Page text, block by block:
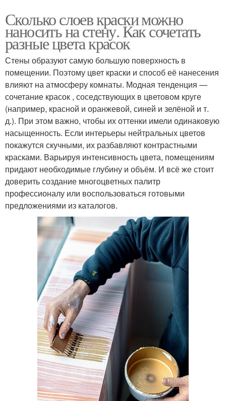
Сколько слоев краски можно
наносить на стену. Как сочетать
разные цвета красок
Стены образуют самую большую поверхность в
помещении. Поэтому цвет краски и способ её нанесения
влияют на атмосферу комнаты. Модная тенденция —
сочетание красок , соседствующих в цветовом круге
(например, красной и оранжевой, синей и зелёной и т.
д.). При этом важно, чтобы их оттенки имели одинаковую
насыщенность. Если интерьеры нейтральных цветов
покажутся скучными, их разбавляют контрастными
красками. Варьируя интенсивность цвета, помещениям
придают необходимые глубину и объём. И всё же стоит
доверить создание многоцветных палитр
профессионалу или воспользоваться готовыми
предложениями из каталогов.